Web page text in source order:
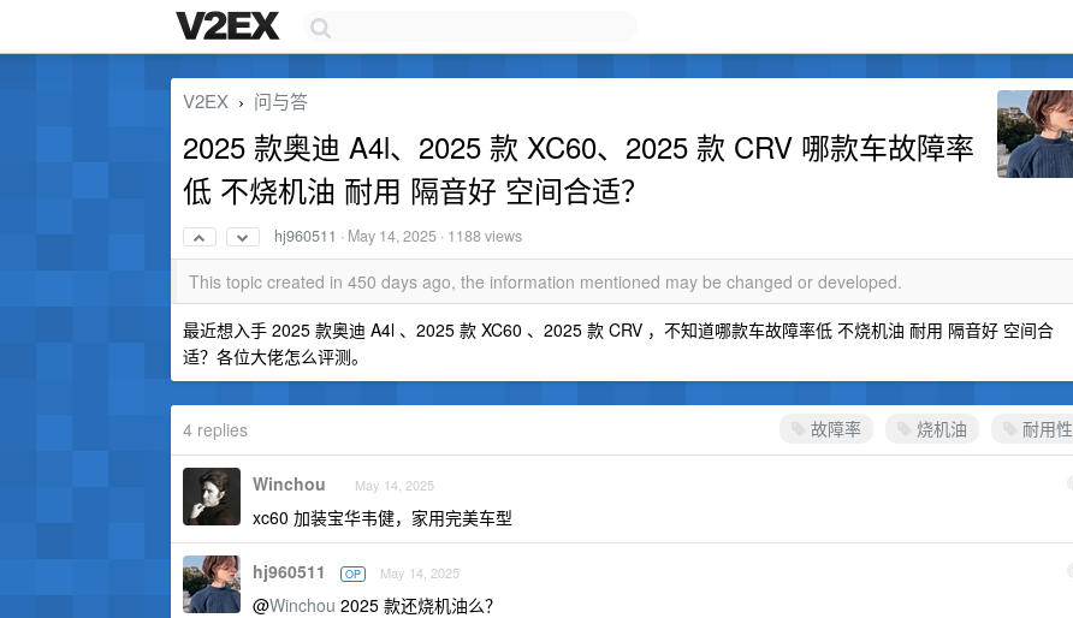
V2EX › 问与答
2025 款奥迪 A4l、2025 款 XC60、2025 款 CRV 哪款车故障率
低 不烧机油 耐用 隔音好 空间合适？
hj960511 · May 14, 2025 · 1188 views
This topic created in 450 days ago, the information mentioned may be changed or developed.
最近想入手 2025 款奥迪 A4l 、2025 款 XC60 、2025 款 CRV ，不知道哪款车故障率低 不烧机油 耐用 隔音好 空间合
适？各位大佬怎么评测。
故障率 烧机油 耐用性
4 replies
Winchou May 14, 2025
xc60 加装宝华韦健，家用完美车型
hj960511 OP May 14, 2025
@Winchou 2025 款还烧机油么？